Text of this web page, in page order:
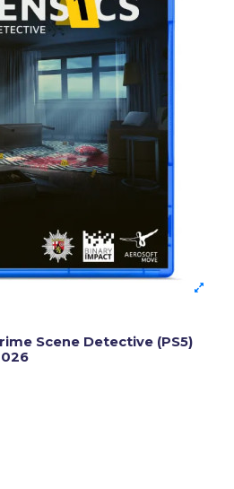
Scene Detective (PS5)